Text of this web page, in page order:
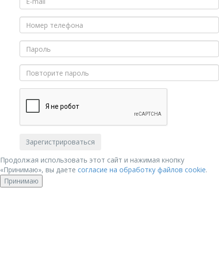
Продолжая использовать этот сайт и нажимая кнопку
«Принимаю», вы даете согласие на обработку файлов cookie.
Принимаю